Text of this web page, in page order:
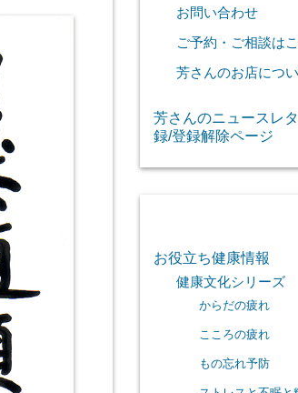
お問い合わせ
ご予約・ご相談は
芳さんのお店につ
芳さんのニュースレ
録/登録解除ページ
お役立ち健康情報
健康文化シリーズ
からだの疲れ
こころの疲れ
もの忘れ予防